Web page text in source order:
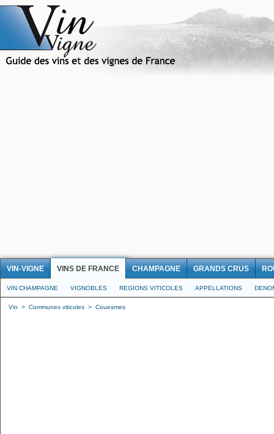
VIN-VIGNE VINS DE FRANCE CHAMPAGNE GRANDS CRUS
VIN CHAMPAGNE VIGNOBLES REGIONS VITICOLES APPELLATIONS
Vin > Communes viticoles > Couesmes